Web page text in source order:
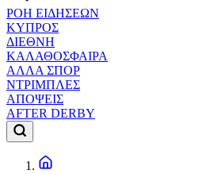
ΡΟΗ ΕΙΔΗΣΕΩΝ
ΚΥΠΡΟΣ
ΔΙΕΘΝΗ
ΚΑΛΑΘΟΣΦΑΙΡΑ
ΑΛΛΑ ΣΠΟΡ
ΝΤΡΙΜΠΛΕΣ
ΑΠΟΨΕΙΣ
AFTER DERBY